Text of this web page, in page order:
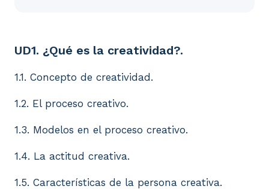
UD1. ¿Qué es la creatividad?. 1.1. Concepto de
UD1. ¿Qué es la creatividad?.
1.1. Concepto de creatividad.
1.2. El proceso creativo.
1.3. Modelos en el proceso creativo.
1.4. La actitud creativa.
1.5. Características de la persona creativa.